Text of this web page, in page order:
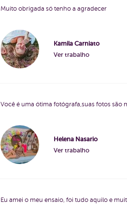
Muito obrigada só tenho a agradecer
Kamila Carniato
Ver trabalho
Você é uma ótima fotógrafa,suas fotos
Helena Nasario
Ver trabalho
Eu amei o meu ensaio, foi tudo aquilo e